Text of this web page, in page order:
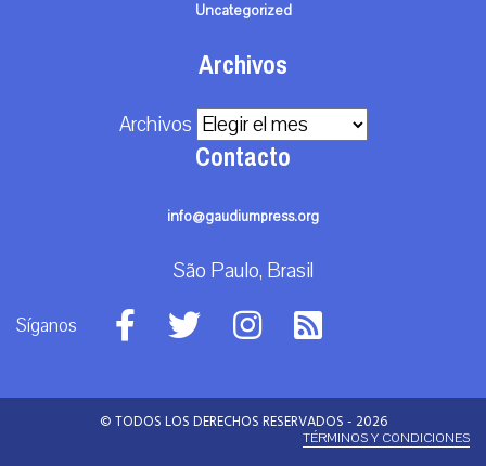
Uncategorized
Archivos
Archivos
Contacto
info@gaudiumpress.org
São Paulo, Brasil
Síganos
© TODOS LOS DERECHOS RESERVADOS - 2026
TÉRMINOS Y CONDICIONES